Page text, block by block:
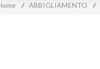
/ ABBIGLIAMENTO /